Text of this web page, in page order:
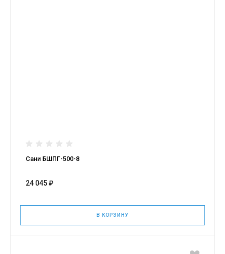
Сани БШПГ-500-8
24 045 ₽
В КОРЗИНУ